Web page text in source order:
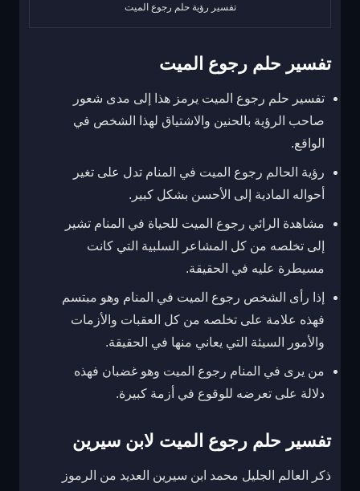
تفسير رؤية حلم رجوع الميت
تفسير حلم رجوع الميت
تفسير حلم رجوع الميت يرمز هذا إلى مدى شعور
صاحب الرؤية بالحنين والاشتياق لهذا الشخص في
الواقع.
رؤية الحالم رجوع الميت في المنام تدل على تغير
أحواله المادية إلى الأحسن بشكل كبير.
مشاهدة الرائي رجوع الميت للحياة في المنام تشير
إلى تخلصه من كل المشاعر السلبية التي كانت
مسيطرة عليه في الحقيقة.
إذا رأى الشخص رجوع الميت في المنام وهو مبتسم
فهذه علامة على تخلصه من كل العقبات والأزمات
والأمور السيئة التي يعاني منها في الحقيقة.
من يرى في المنام رجوع الميت وهو غضبان فهذه
دلالة على تعرضه للوقوع في أزمة كبيرة.
تفسير حلم رجوع الميت لابن سيرين
ذكر العالم الجليل محمد ابن سيرين العديد من الرموز